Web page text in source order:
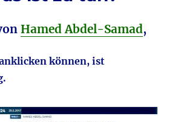
Hamed Abdel-Samad,
können, ist